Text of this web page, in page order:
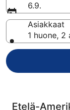
6.9.
Asiakkaat
1 huone, 2
Etelä-